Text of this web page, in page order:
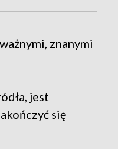
znanymi
jest
się